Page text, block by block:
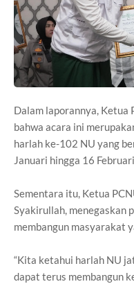
Dalam laporannya, Ketua
bahwa acara ini
harlah ke-102 NU yang
Januari hingga 16
Sementara itu, Ketua
Syakirullah, menegaskan
membangun masyarakat
“Kita ketahui harlah NU
dapat terus membangun